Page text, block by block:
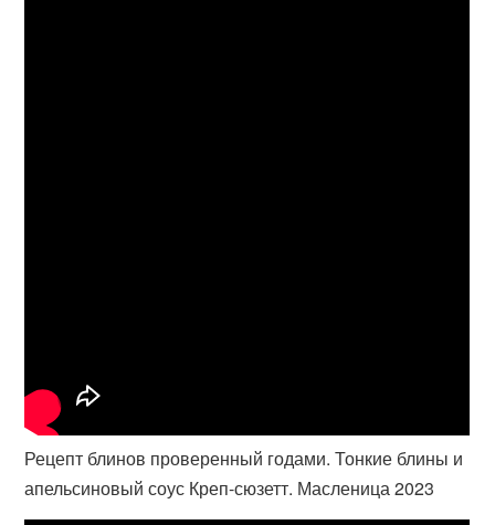
Рецепт блинов проверенный годами. Тонкие блины и
апельсиновый соус Креп-сюзетт. Масленица 2023